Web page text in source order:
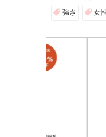
強さ 女